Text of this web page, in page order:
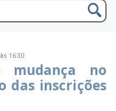
16:30
mudança no
das inscrições